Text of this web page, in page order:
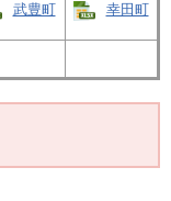
武豊町 幸田町